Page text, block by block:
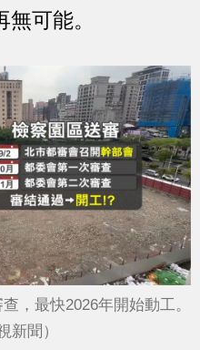
可能。
，最快2026年開始動工。
新聞）